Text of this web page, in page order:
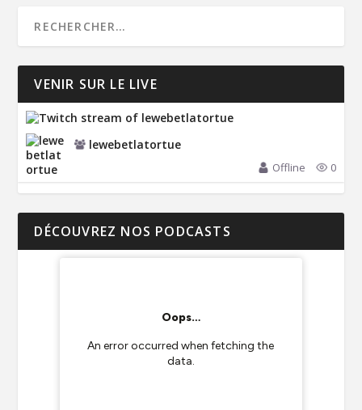
VENIR SUR LE LIVE
lewebetlatortue
Offline 0
DÉCOUVREZ NOS PODCASTS